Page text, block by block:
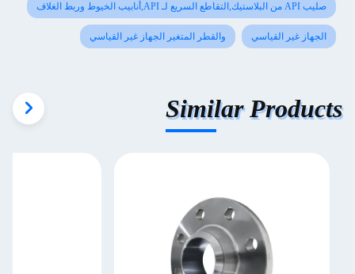
صليب API من البلاستيك,التقاطع السريع لـ API,أنابيب الخيوط وربط الغلاف
الجهاز غير القياسي والقطر المتغير الجهاز غير القياسي
Similar Products